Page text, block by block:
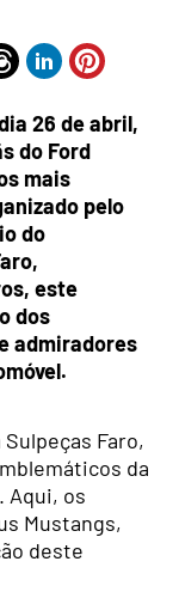
26 de abril,
do Ford
mais
pelo
do
este
dos
admiradores
Faro,
da
Aqui, os
Mustangs,
deste